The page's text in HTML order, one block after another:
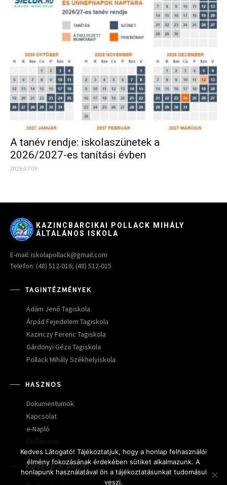
A tanév rendje: iskolaszünetek a
2026/2027-es tanítási évben
2026.07.09.
KAZINCBARCIKAI POLLACK MIHÁLY
ÁLTALÁNOS ISKOLA
E-mail: iskolapollack@gmail.com
Telefon: (48) 512-016; (48) 512-015
TAGINTÉZMÉNYEK
Ádám Jenő Tagiskola
Árpád Fejedelem Tagiskola
Kazinczy Ferenc Tagiskola
Gárdonyi Géza Tagiskola
Pollack Mihály Székhelyiskola
HASZNOS
Dokumentumok
Kapcsolat
e-Napló
Ebédmenü
KÖVESD A SULIT!
Kedves Látogató! Tájékoztatjuk, hogy a honlap felhasználói
élmény fokozásának érdekében sütiket alkalmazunk. A
honlapunk használatával ön a tájékoztatásunkat tudomásul
veszi.